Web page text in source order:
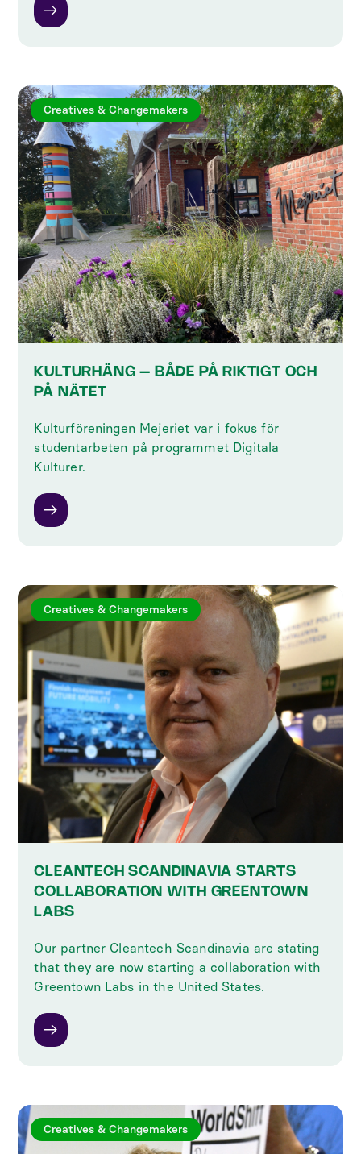
Creatives & Changemakers
KULTURHÄNG – BÅDE PÅ RIKTIGT OCH
PÅ NÄTET
Kulturföreningen Mejeriet var i fokus för
studentarbeten på programmet Digitala
Kulturer.
Creatives & Changemakers
CLEANTECH SCANDINAVIA STARTS
COLLABORATION WITH GREENTOWN
LABS
Our partner Cleantech Scandinavia are stating
that they are now starting a collaboration with
Greentown Labs in the United States.
Creatives & Changemakers